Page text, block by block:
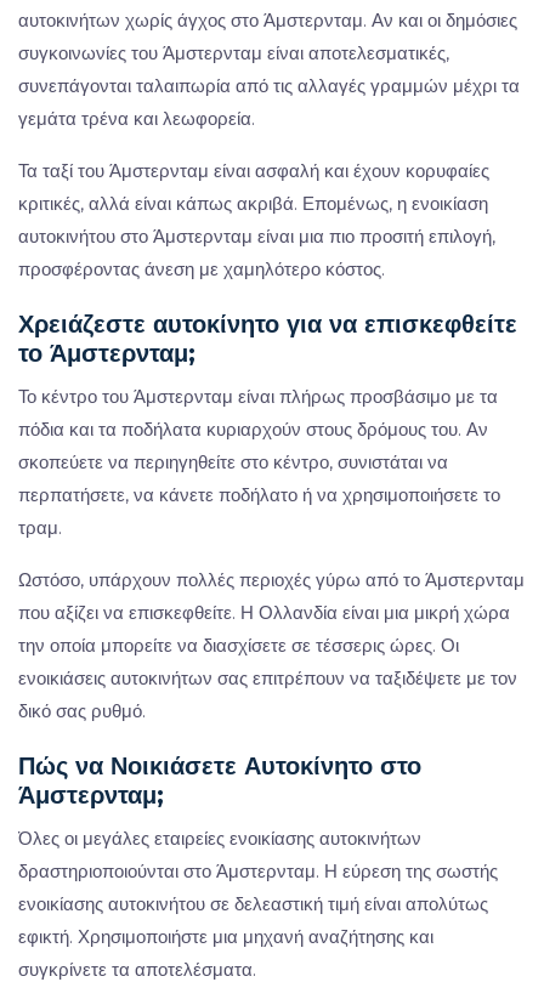
αυτοκινήτων χωρίς άγχος στο Άμστερνταμ. Αν και οι δημόσιες
συγκοινωνίες του Άμστερνταμ είναι αποτελεσματικές,
συνεπάγονται ταλαιπωρία από τις αλλαγές γραμμών μέχρι τα
γεμάτα τρένα και λεωφορεία.
Τα ταξί του Άμστερνταμ είναι ασφαλή και έχουν κορυφαίες
κριτικές, αλλά είναι κάπως ακριβά. Επομένως, η ενοικίαση
αυτοκινήτου στο Άμστερνταμ είναι μια πιο προσιτή επιλογή,
προσφέροντας άνεση με χαμηλότερο κόστος.
Χρειάζεστε αυτοκίνητο για να επισκεφθείτε
το Άμστερνταμ;
Το κέντρο του Άμστερνταμ είναι πλήρως προσβάσιμο με τα
πόδια και τα ποδήλατα κυριαρχούν στους δρόμους του. Αν
σκοπεύετε να περιηγηθείτε στο κέντρο, συνιστάται να
περπατήσετε, να κάνετε ποδήλατο ή να χρησιμοποιήσετε το
τραμ.
Ωστόσο, υπάρχουν πολλές περιοχές γύρω από το Άμστερνταμ
που αξίζει να επισκεφθείτε. Η Ολλανδία είναι μια μικρή χώρα
την οποία μπορείτε να διασχίσετε σε τέσσερις ώρες. Οι
ενοικιάσεις αυτοκινήτων σας επιτρέπουν να ταξιδέψετε με τον
δικό σας ρυθμό.
Πώς να Νοικιάσετε Αυτοκίνητο στο
Άμστερνταμ;
Όλες οι μεγάλες εταιρείες ενοικίασης αυτοκινήτων
δραστηριοποιούνται στο Άμστερνταμ. Η εύρεση της σωστής
ενοικίασης αυτοκινήτου σε δελεαστική τιμή είναι απολύτως
εφικτή. Χρησιμοποιήστε μια μηχανή αναζήτησης και
συγκρίνετε τα αποτελέσματα.